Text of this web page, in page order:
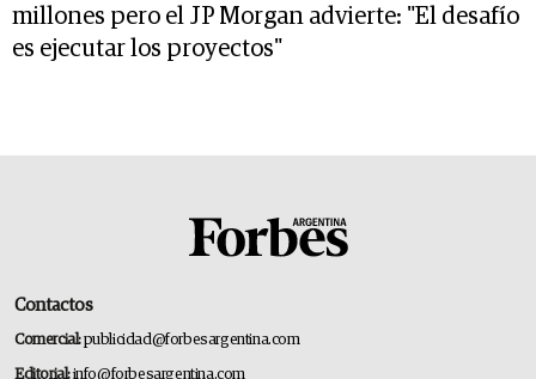
millones pero el JP Morgan advierte: "El desafío
es ejecutar los proyectos"
Contactos
Comercial:publicidad@forbesargentina.com
Editorial:info@forbesargentina.com